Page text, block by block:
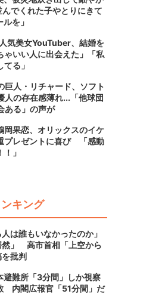
でくれた子やとりにきて
を」
気美女YouTuber、結婚を
いい人に出会えた」「私
る」
巨人・リチャード、ソフト
人の存在感薄れ...「他球団
ある」の声が
岡果恋、オリックスのイケ
プレゼントに喜び 「感動
」
キング
は誰もいなかったのか」
然」 高市首相「上空から
批判
避難所「3分間」しか視察
内閣広報官「51分間」だ